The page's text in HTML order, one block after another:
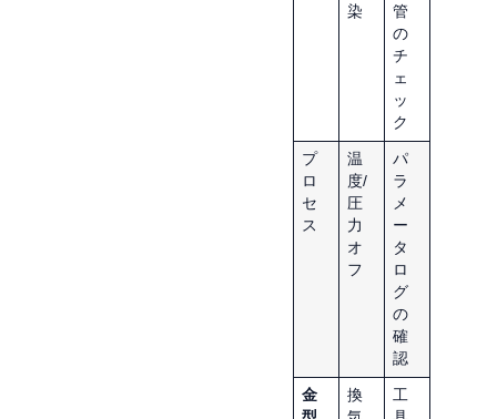
染
管
の
チ
ェ
ッ
ク
プ
ロ
セ
ス
温
度/
圧
力
オ
フ
パ
ラ
メ
ー
タ
ロ
グ
の
確
認
金
換
工